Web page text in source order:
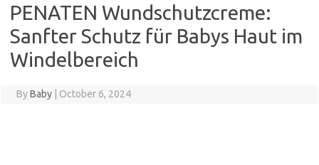
PENATEN Wundschutzcreme:
Sanfter Schutz für Babys Haut im
Windelbereich
ByBaby October 6, 2024